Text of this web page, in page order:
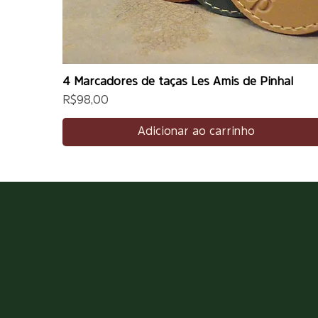
4 Marcadores de taças Les Amis de Pinhal
Preço
R$ 98,00
Adicionar ao carrinho